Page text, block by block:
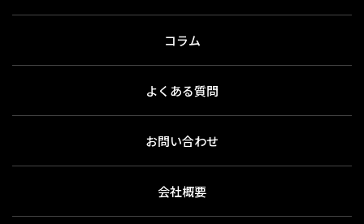
コラム
よくある質問
お問い合わせ
会社概要